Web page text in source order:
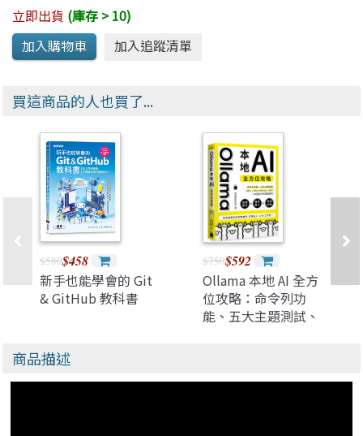
立即出貨 (庫存 > 10)
買這商品的人也買了...
$580$458
新手也能學會的 Git
& GitHub 教科書
$750$592
Ollama 本地 AI 全方
位攻略：命令列功
能、五大主題測試、
商品描述